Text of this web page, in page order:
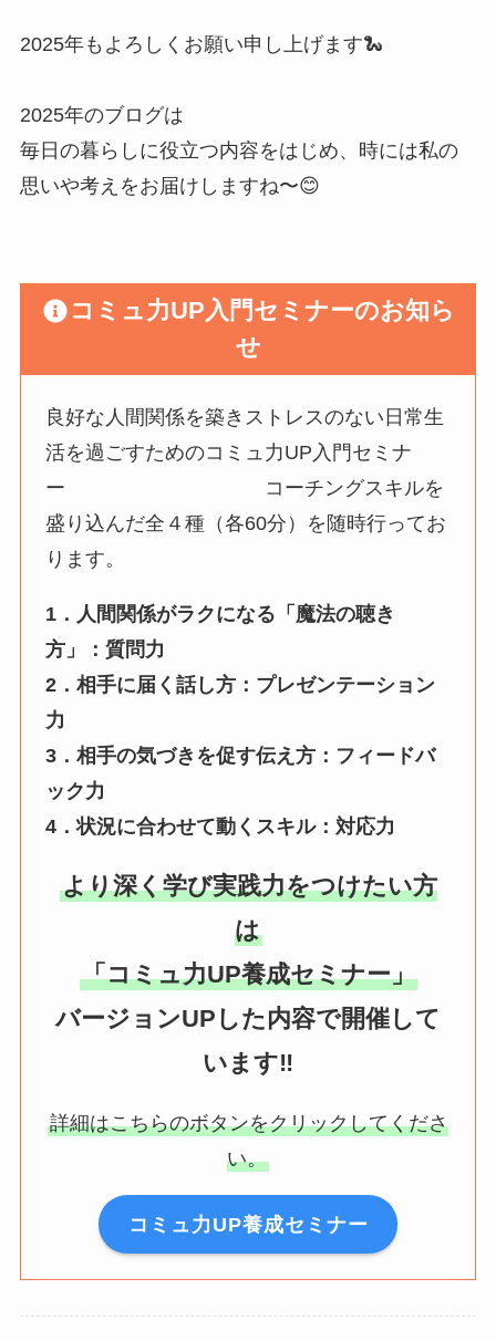
2025年もよろしくお願い申し上げます🐍
2025年のブログは
毎日の暮らしに役立つ内容をはじめ、時には私の
思いや考えをお届けしますね〜😊
コミュ力UP入門セミナーのお知ら
せ
良好な人間関係を築きストレスのない日常生
活を過ごすためのコミュ力UP入門セミナ
ー コーチングスキルを
盛り込んだ全４種（各60分）を随時行ってお
ります。
1．人間関係がラクになる「魔法の聴き
方」：質問力
2．相手に届く話し方：プレゼンテーション
力
3．相手の気づきを促す伝え方：フィードバ
ック力
4．状況に合わせて動くスキル：対応力
より深く学び実践力をつけたい方
は
「コミュ力UP養成セミナー」
バージョンUPした内容で開催して
います‼️
詳細はこちらのボタンをクリックしてくださ
い。
コミュ力UP養成セミナー